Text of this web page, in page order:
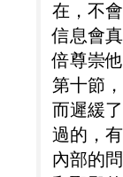
在，不
信息會
倍尊崇
第十節
而遲緩
過的，
內部的